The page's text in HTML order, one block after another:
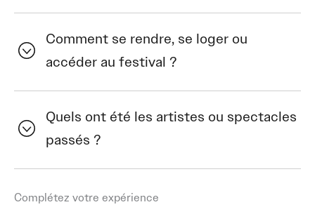
saveurs thaïlandaises. Une journée placée sous le signe
Comment se rendre, se loger ou
accéder au festival ?
Quels ont été les artistes ou spectacles
passés ?
Complétez votre expérience